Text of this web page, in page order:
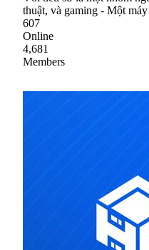
thuật, và gaming - Một
607
Online
4,681
Members